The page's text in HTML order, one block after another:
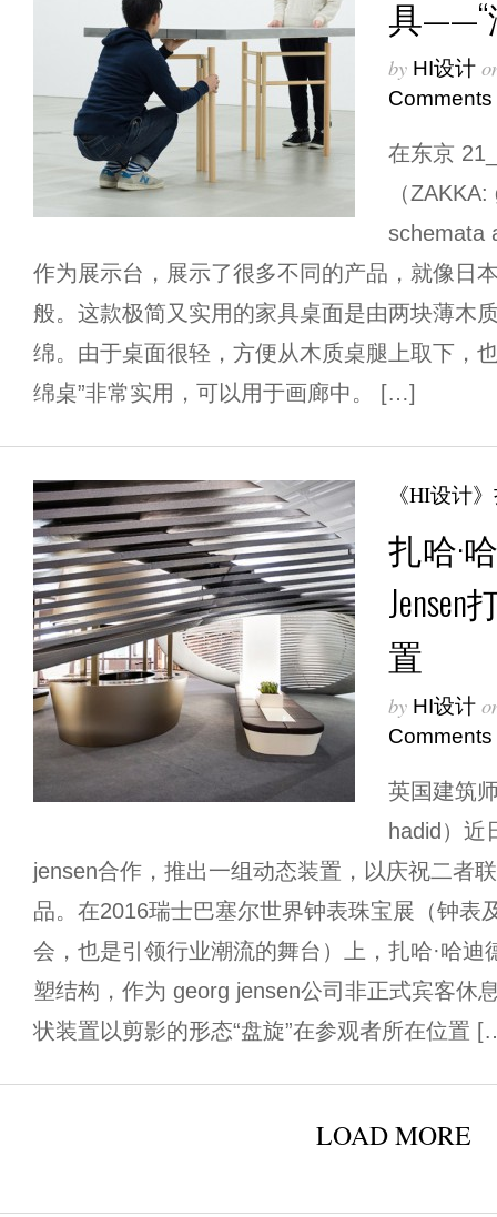
具——“
by HI设计
Comments
在东京
（
schemata
作为展示台，展示了很多不同的产品，就像日
般。这款极简又实用的家具桌面是由两块薄木
绵。由于桌面很轻，方便从木质桌腿上取下，
绵桌”非常实用，可以用于画廊中。 […]
《HI设计
扎哈·
置
by HI设计
Comments
英国建筑
hadid）近
jensen合作，推出一组动态装置，以庆祝二者
品。在2016瑞士巴塞尔世界钟表珠宝展（钟表
会，也是引领行业潮流的舞台）上，扎哈·哈迪
塑结构，作为 georg jensen公司非正式宾客休
状装置以剪影的形态“盘旋”在参观者所在位置
LOAD MORE